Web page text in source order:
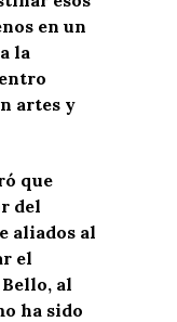
en un
la
artes y
que
del
aliados al
el
al
ha sido